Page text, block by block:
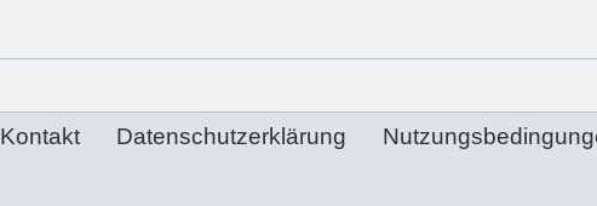
Kontakt Datenschutzerklärung